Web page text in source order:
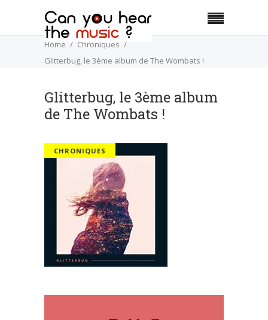
Home
Chroniques
Glitterbug, le 3ème album de The Wombats !
Glitterbug, le 3ème album
de The Wombats !
CHRONIQUES